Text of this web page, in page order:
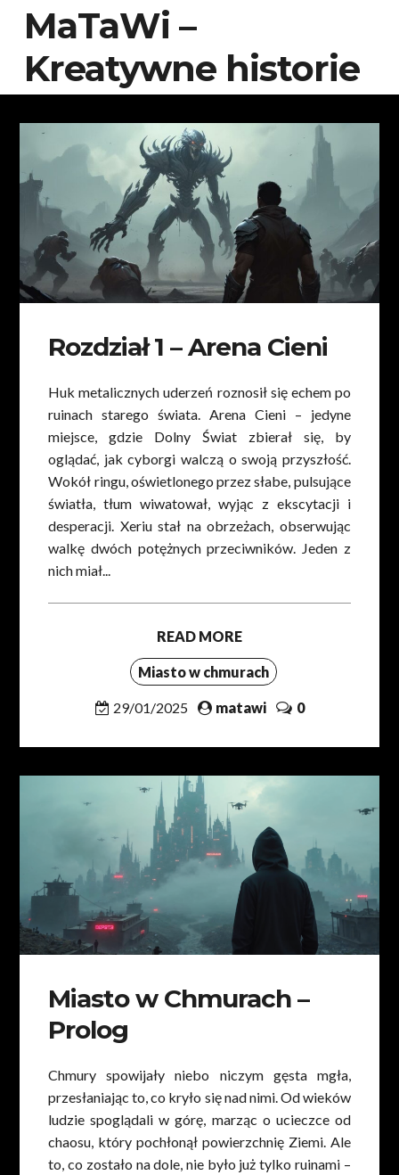
MaTaWi –
Kreatywne historie
Rozdział 1 – Arena Cieni
Huk metalicznych uderzeń roznosił się echem po
ruinach starego świata. Arena Cieni – jedyne
miejsce, gdzie Dolny Świat zbierał się, by
oglądać, jak cyborgi walczą o swoją przyszłość.
Wokół ringu, oświetlonego przez słabe, pulsujące
światła, tłum wiwatował, wyjąc z ekscytacji i
desperacji. Xeriu stał na obrzeżach, obserwując
walkę dwóch potężnych przeciwników. Jeden z
nich miał...
READ MORE
Miasto w chmurach
29/01/2025 matawi 0
Miasto w Chmurach –
Prolog
Chmury spowijały niebo niczym gęsta mgła,
przesłaniając to, co kryło się nad nimi. Od wieków
ludzie spoglądali w górę, marząc o ucieczce od
chaosu, który pochłonął powierzchnię Ziemi. Ale
to, co zostało na dole, nie było już tylko ruinami –